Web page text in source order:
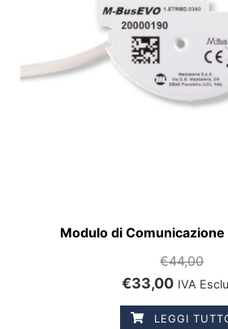
Modulo di Comunicazione
€44,00
€33,00 IVA
LEGGI